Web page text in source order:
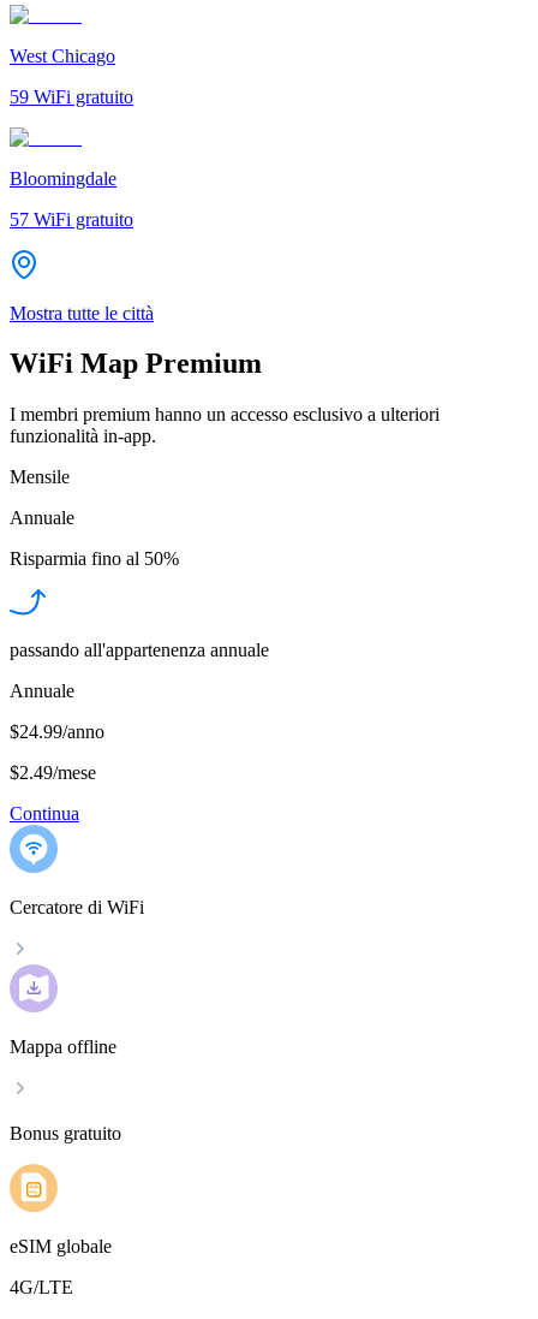
West Chicago
59 WiFi gratuito
Bloomingdale
57 WiFi gratuito
Mostra tutte le città
WiFi Map Premium
I membri premium hanno un accesso esclusivo a ulteriori
funzionalità in-app.
Mensile
Annuale
Risparmia fino al 50%
passando all'appartenenza annuale
Annuale
$24.99/anno
$2.49/mese
Continua
Cercatore di WiFi
Mappa offline
Bonus gratuito
eSIM globale
4G/LTE